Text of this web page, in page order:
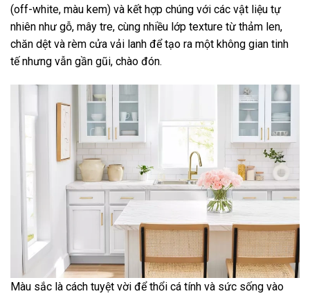
(off-white, màu kem) và kết hợp chúng với các vật liệu tự
nhiên như gỗ, mây tre, cùng nhiều lớp texture từ thảm len,
chăn dệt và rèm cửa vải lanh để tạo ra một không gian tinh
tế nhưng vẫn gần gũi, chào đón.
Màu sắc là cách tuyệt vời để thổi cá tính và sức sống vào